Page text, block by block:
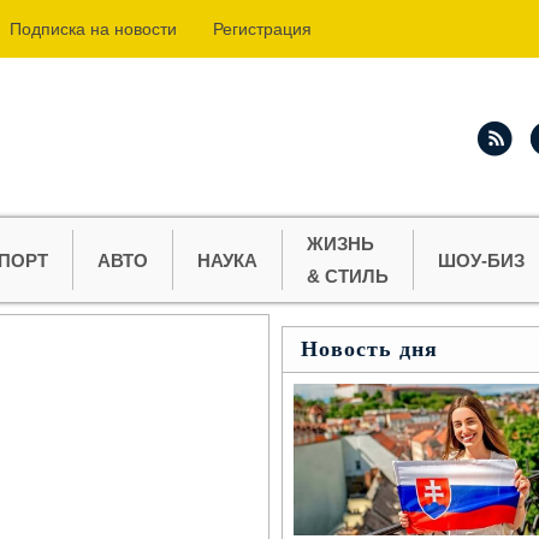
Подпиcка на новости Регистрация
АВТО НАУКА
ЖИЗНЬ
& СТИЛЬ
ШОУ-БИЗ
Новость дня